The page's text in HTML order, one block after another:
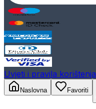
Uvjeti i pravila korištenja
Naslovna
Favoriti